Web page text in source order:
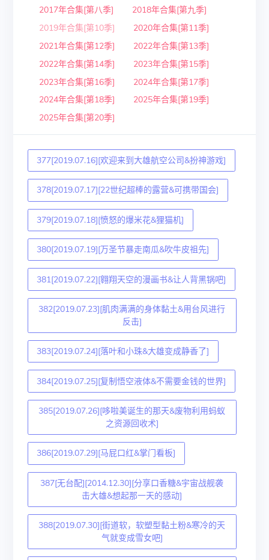
2017年合集[第八季]
2018年合集[第九季]
2019年合集[第10季]
2020年合集[第11季]
2021年合集[第12季]
2022年合集[第13季]
2022年合集[第14季]
2023年合集[第15季]
2023年合集[第16季]
2024年合集[第17季]
2024年合集[第18季]
2025年合集[第19季]
2025年合集[第20季]
377[2019.07.16][欢迎来到大雄航空公司&扮神游戏]
378[2019.07.17][22世纪超棒的露营&可携带国会]
379[2019.07.18][愤怒的爆米花&狸猫机]
380[2019.07.19][万圣节暴走南瓜&吹牛皮祖先]
381[2019.07.22][翱翔天空的漫画书&让人背黑锅吧]
382[2019.07.23][肌肉满满的身体黏土&用台风进行
反击]
383[2019.07.24][落叶和小珠&大雄变成静香了]
384[2019.07.25][复制悟空液体&不需要金钱的世界]
385[2019.07.26][哆啦美诞生的那天&废物利用蚂蚁
之资源回收术]
386[2019.07.29][马屁口红&掌门看板]
387[无台配][2014.12.30][分享口香糖&宇宙战舰袭
击大雄&想起那一天的感动]
388[2019.07.30][街道软，软塑型黏土粉&寒冷的天
气就变成雪女吧]